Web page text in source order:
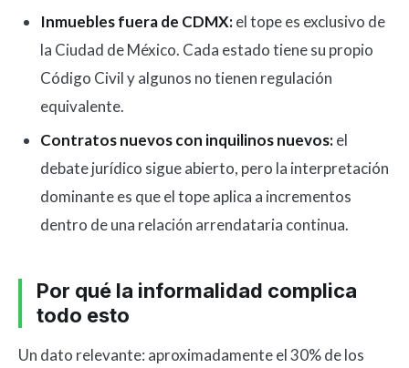
Inmuebles fuera de CDMX:el tope es exclusivo de
la Ciudad de México. Cada estado tiene su propio
Código Civil y algunos no tienen regulación
equivalente.
Contratos nuevos con inquilinos nuevos:el
debate jurídico sigue abierto, pero la interpretación
dominante es que el tope aplica a incrementos
dentro de una relación arrendataria continua.
Por qué la informalidad complica
todo esto
Un dato relevante: aproximadamente el 30% de los